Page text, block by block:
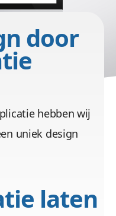
door
hebben wij
uniek design
laten